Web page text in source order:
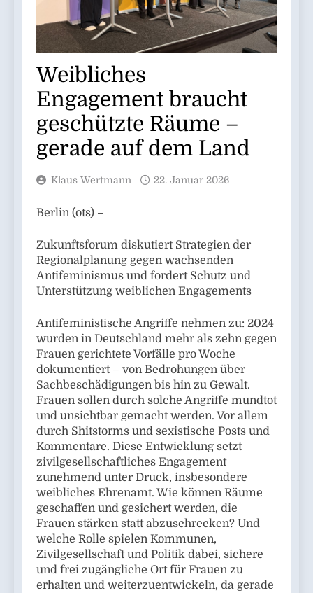
Weibliches
Engagement braucht
geschützte Räume –
gerade auf dem Land
Klaus Wertmann 22. Januar 2026
Berlin (ots) –
Zukunftsforum diskutiert Strategien der
Regionalplanung gegen wachsenden
Antifeminismus und fordert Schutz und
Unterstützung weiblichen Engagements
Antifeministische Angriffe nehmen zu: 2024
wurden in Deutschland mehr als zehn gegen
Frauen gerichtete Vorfälle pro Woche
dokumentiert – von Bedrohungen über
Sachbeschädigungen bis hin zu Gewalt.
Frauen sollen durch solche Angriffe mundtot
und unsichtbar gemacht werden. Vor allem
durch Shitstorms und sexistische Posts und
Kommentare. Diese Entwicklung setzt
zivilgesellschaftliches Engagement
zunehmend unter Druck, insbesondere
weibliches Ehrenamt. Wie können Räume
geschaffen und gesichert werden, die
Frauen stärken statt abzuschrecken? Und
welche Rolle spielen Kommunen,
Zivilgesellschaft und Politik dabei, sichere
und frei zugängliche Ort für Frauen zu
erhalten und weiterzuentwickeln, da gerade